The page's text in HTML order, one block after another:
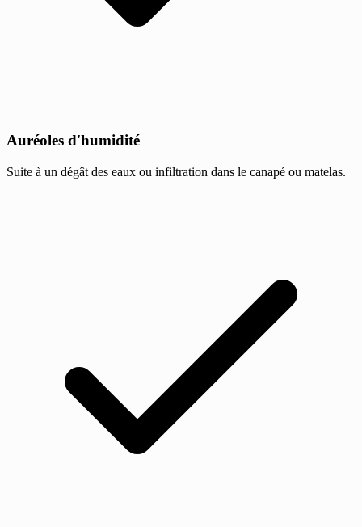
Auréoles d'humidité
Suite à un dégât des eaux ou infiltration dans le canapé ou matelas.